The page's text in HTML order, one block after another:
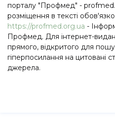
порталу "Профмед" -
розміщення в тексті
https://profmed.org.ua -
Профмед. Для інтернет-
прямого, відкритого для
гіперпосилання на цитовані
джерела.